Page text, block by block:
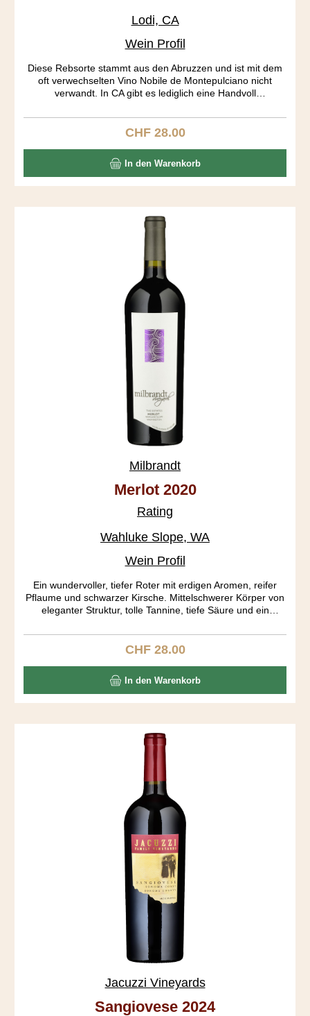
Lodi, CA
Wein Profil
Diese Rebsorte stammt aus den Abruzzen und ist mit dem
oft verwechselten Vino Nobile de Montepulciano nicht
verwandt. In CA gibt es lediglich eine Handvoll
soviel Farbe und Tannine ab, dass bereits nach 7 Tagen
gepresst wird. Der Wein ist wunderbar ausgewogen, dies
Säuren halten sich in Schach. Kaffee, Cola, Toast, Pflaumen
bilden ein spannendes Aromenrad, das sich im Abgang
ständig dreht.
Regulärer Preis:
CHF 28.00
In den Warenkorb
Milbrandt
Merlot 2020
Rating
Wahluke Slope, WA
Wein Profil
Ein wundervoller, tiefer Roter mit erdigen Aromen, reifer
Pflaume und schwarzer Kirsche. Mittelschwerer Körper von
eleganter Struktur, tolle Tannine, tiefe Säure und ein
seidiger Abgang.
Regulärer Preis:
CHF 28.00
In den Warenkorb
Jacuzzi Vineyards
Sangiovese 2024